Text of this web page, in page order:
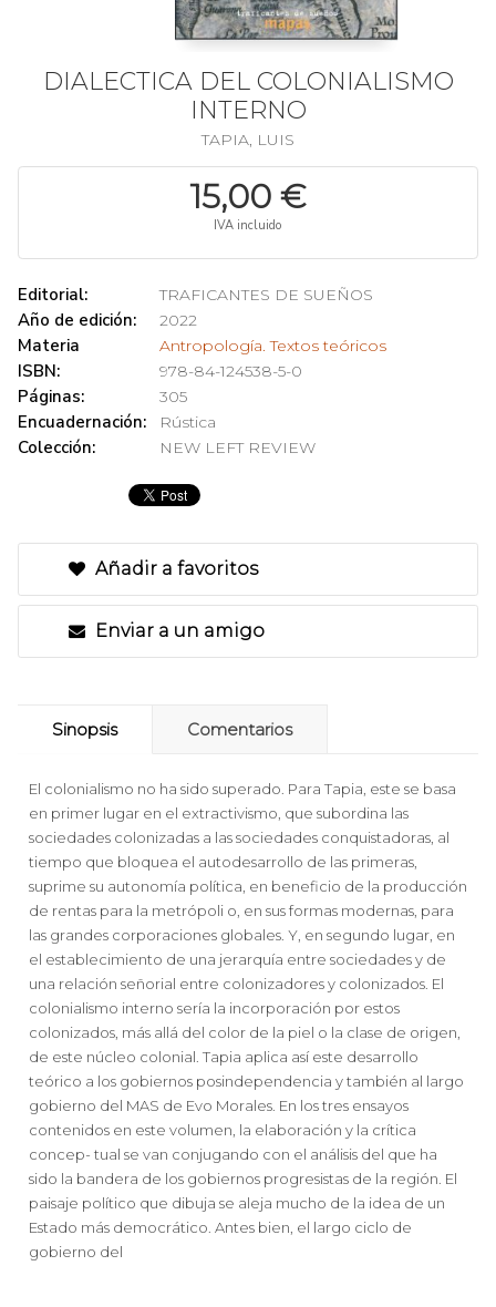
DIALECTICA DEL COLONIALISMO
INTERNO
TAPIA, LUIS
15,00 €
IVA incluido
Editorial: TRAFICANTES DE SUEÑOS
Año de edición: 2022
Materia Antropología. Textos teóricos
ISBN: 978-84-124538-5-0
Páginas: 305
Encuadernación: Rústica
Colección: NEW LEFT REVIEW
Añadir a favoritos
Enviar a un amigo
Sinopsis Comentarios
El colonialismo no ha sido superado. Para Tapia, este se basa
en primer lugar en el extractivismo, que subordina las
sociedades colonizadas a las sociedades conquistadoras, al
tiempo que bloquea el autodesarrollo de las primeras,
suprime su autonomía política, en beneficio de la producción
de rentas para la metrópoli o, en sus formas modernas, para
las grandes corporaciones globales. Y, en segundo lugar, en
el establecimiento de una jerarquía entre sociedades y de
una relación señorial entre colonizadores y colonizados. El
colonialismo interno sería la incorporación por estos
colonizados, más allá del color de la piel o la clase de origen,
de este núcleo colonial. Tapia aplica así este desarrollo
teórico a los gobiernos posindependencia y también al largo
gobierno del MAS de Evo Morales. En los tres ensayos
contenidos en este volumen, la elaboración y la crítica
concep- tual se van conjugando con el análisis del que ha
sido la bandera de los gobiernos progresistas de la región. El
paisaje político que dibuja se aleja mucho de la idea de un
Estado más democrático. Antes bien, el largo ciclo de
gobierno del